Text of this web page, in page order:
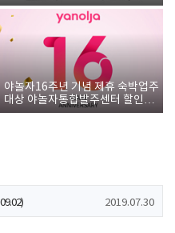
야놀자16주년 기념 제휴 숙박업주
대상 야놀자통합발주센터 할인쿠
폰 증정
2019.07.30